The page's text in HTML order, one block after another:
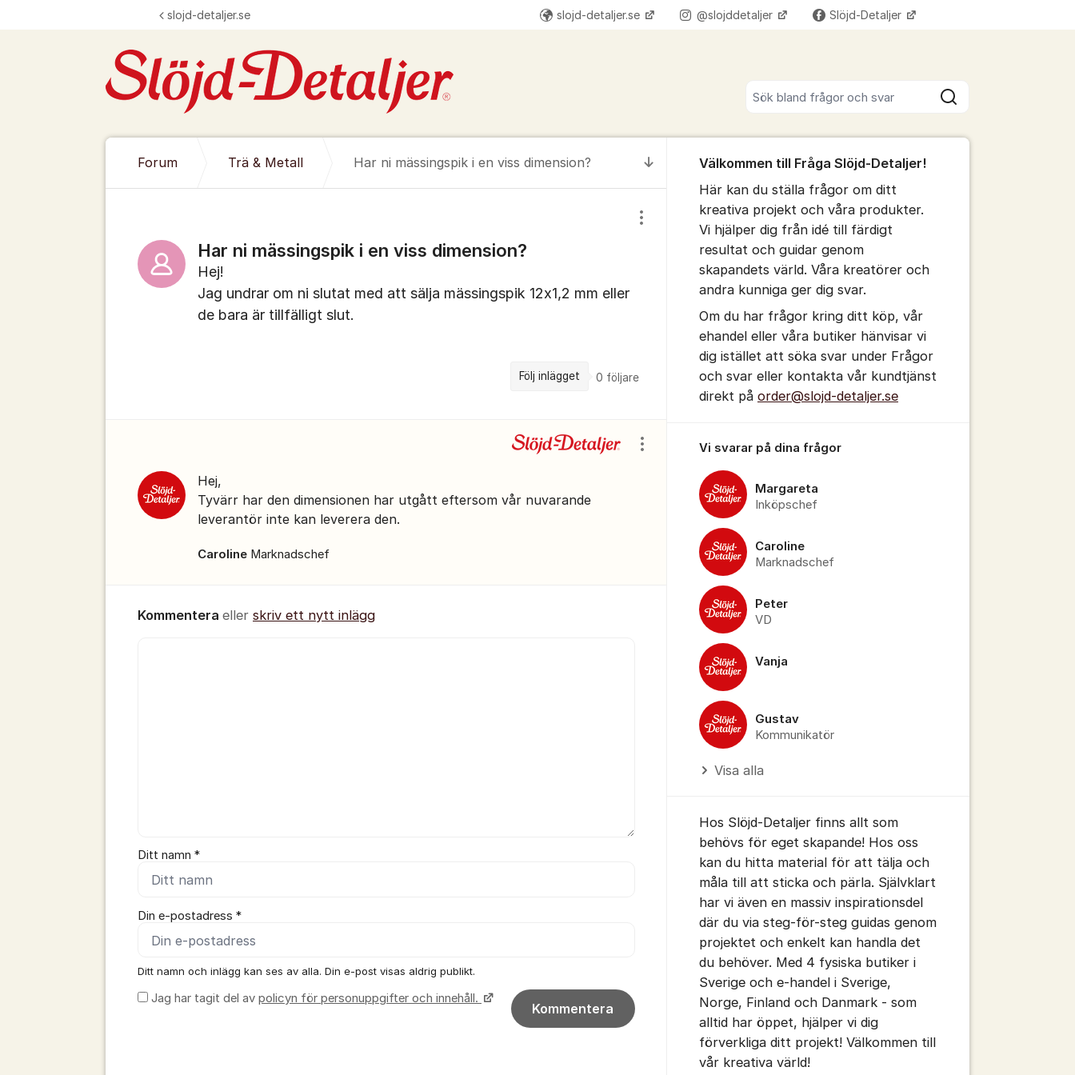
Sök
slojd-detaljer.se slojd-detaljer.se @slojddetaljer Slöjd-Detaljer Fler supportlänkar
Till senaste kommentaren
Forum Trä & Metall Har ni mässingspik i en viss dimension?
Har ni mässingspik i en viss dimension?
Visa/dölj inställningar för inlägg/kommentar
Hej!
Jag undrar om ni slutat med att sälja mässingspik 12x1,2 mm eller
de bara är tillfälligt slut.
Följ inlägget 0 följare
Hej,
Tyvärr har den dimensionen har utgått eftersom vår nuvarande
leverantör inte kan leverera den.
Caroline Marknadschef
Visa/dölj inställningar för inlägg/kommentar
Kommentera eller skriv ett nytt inlägg
Ditt namn *
Din e-postadress *
Ditt namn och inlägg kan ses av alla. Din e-post visas aldrig publikt.
Jag har tagit del av policyn för personuppgifter och innehåll.
Kommentera
Välkommen till Fråga Slöjd-Detaljer!
Här kan du ställa frågor om ditt
kreativa projekt och våra produkter.
Vi hjälper dig från idé till färdigt
resultat och guidar genom
skapandets värld. Våra kreatörer och
andra kunniga ger dig svar.
Om du har frågor kring ditt köp, vår
ehandel eller våra butiker hänvisar vi
dig istället att söka svar under Frågor
och svar eller kontakta vår kundtjänst
direkt på order@slojd-detaljer.se
Vi svarar på dina frågor
Margareta
Inköpschef
Caroline
Marknadschef
Peter
VD
Vanja
Gustav
Kommunikatör
Visa alla
Hos Slöjd-Detaljer finns allt som
behövs för eget skapande! Hos oss
kan du hitta material för att tälja och
måla till att sticka och pärla. Självklart
har vi även en massiv inspirationsdel
där du via steg-för-steg guidas genom
projektet och enkelt kan handla det
du behöver. Med 4 fysiska butiker i
Sverige och e-handel i Sverige,
Norge, Finland och Danmark - som
alltid har öppet, hjälper vi dig
förverkliga ditt projekt! Välkommen till
vår kreativa värld!